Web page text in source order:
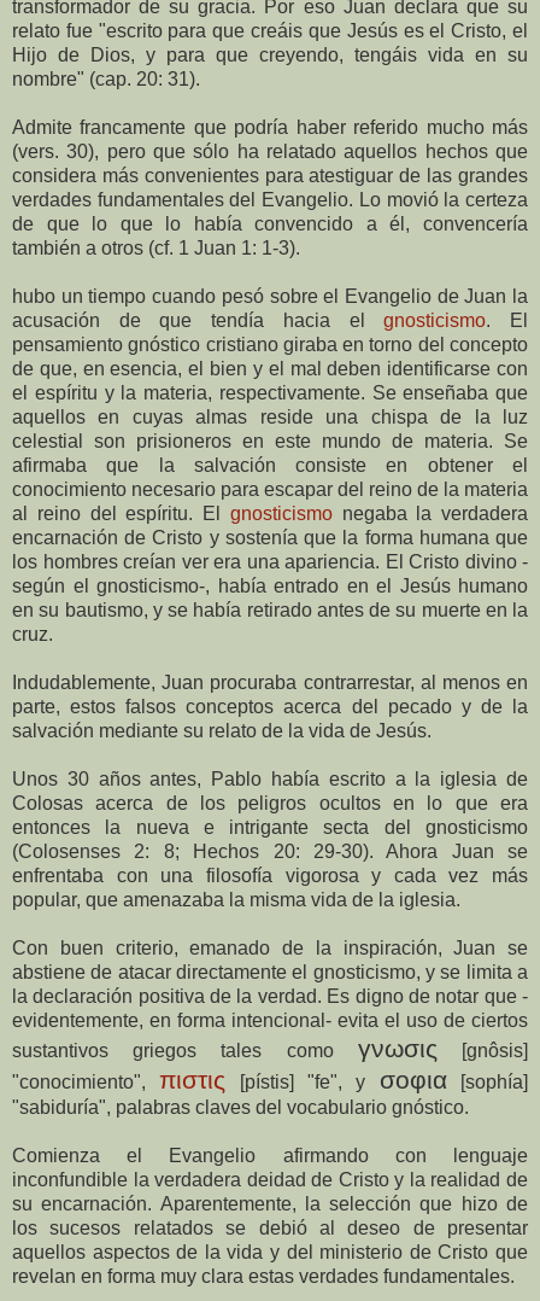
transformador de su gracia. Por eso Juan declara que su
relato fue "escrito para que creáis que Jesús es el Cristo, el
Hijo de Dios, y para que creyendo, tengáis vida en su
nombre" (cap. 20: 31).
Admite francamente que podría haber referido mucho más
(vers. 30), pero que sólo ha relatado aquellos hechos que
considera más convenientes para atestiguar de las grandes
verdades fundamentales del Evangelio. Lo movió la certeza
de que lo que lo había convencido a él, convencería
también a otros (cf. 1 Juan 1: 1-3).
hubo un tiempo cuando pesó sobre el Evangelio de Juan la
acusación de que tendía hacia elgnosticismo. El
pensamiento gnóstico cristiano giraba en torno del concepto
de que, en esencia, el bien y el mal deben identificarse con
el espíritu y la materia, respectivamente. Se enseñaba que
aquellos en cuyas almas reside una chispa de la luz
celestial son prisioneros en este mundo de materia. Se
afirmaba que la salvación consiste en obtener el
conocimiento necesario para escapar del reino de la materia
al reino del espíritu. El gnosticismo negaba la verdadera
encarnación de Cristo y sostenía que la forma humana que
los hombres creían ver era una apariencia. El Cristo divino -
según el gnosticismo-, había entrado en el Jesús humano
en su bautismo, y se había retirado antes de su muerte en la
cruz.
Indudablemente, Juan procuraba contrarrestar, al menos en
parte, estos falsos conceptos acerca del pecado y de la
salvación mediante su relato de la vida de Jesús.
Unos 30 años antes, Pablo había escrito a la iglesia de
Colosas acerca de los peligros ocultos en lo que era
entonces la nueva e intrigante secta del gnosticismo
(Colosenses 2: 8; Hechos 20: 29-30). Ahora Juan se
enfrentaba con una filosofía vigorosa y cada vez más
popular, que amenazaba la misma vida de la iglesia.
Con buen criterio, emanado de la inspiración, Juan se
abstiene de atacar directamente el gnosticismo, y se limita a
la declaración positiva de la verdad. Es digno de notar que -
evidentemente, en forma intencional- evita el uso de ciertos
sustantivos griegos tales como γνωσις [gnôsis]
"conocimiento",πιστις [pístis] "fe", y σοφια[sophía]
"sabiduría", palabras claves del vocabulario gnóstico.
Comienza el Evangelio afirmando con lenguaje
inconfundible la verdadera deidad de Cristo y la realidad de
su encarnación. Aparentemente, la selección que hizo de
los sucesos relatados se debió al deseo de presentar
aquellos aspectos de la vida y del ministerio de Cristo que
revelan en forma muy clara estas verdades fundamentales.